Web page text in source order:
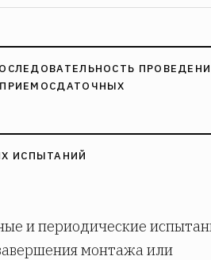
ПРИЕМОСДАТОЧНЫХ
ИСПЫТАНИЙ
и периодические
монтажа или